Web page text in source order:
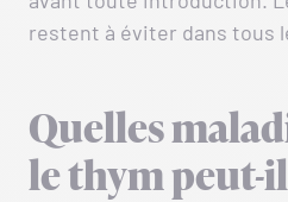
restent à éviter dans tous
Quelles
le thym peut-